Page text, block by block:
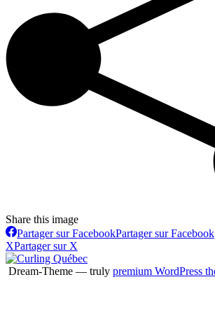
Share this image
Partager sur FacebookPartager sur Facebook
XPartager sur X
Dream-Theme — truly premium WordPress